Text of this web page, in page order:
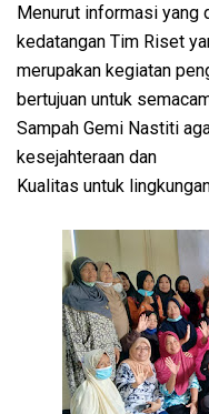
Menurut informasi yang
kedatangan Tim Riset
merupakan kegiatan
bertujuan untuk
Sampah Gemi Nastiti
kesejahteraan dan
Kualitas untuk